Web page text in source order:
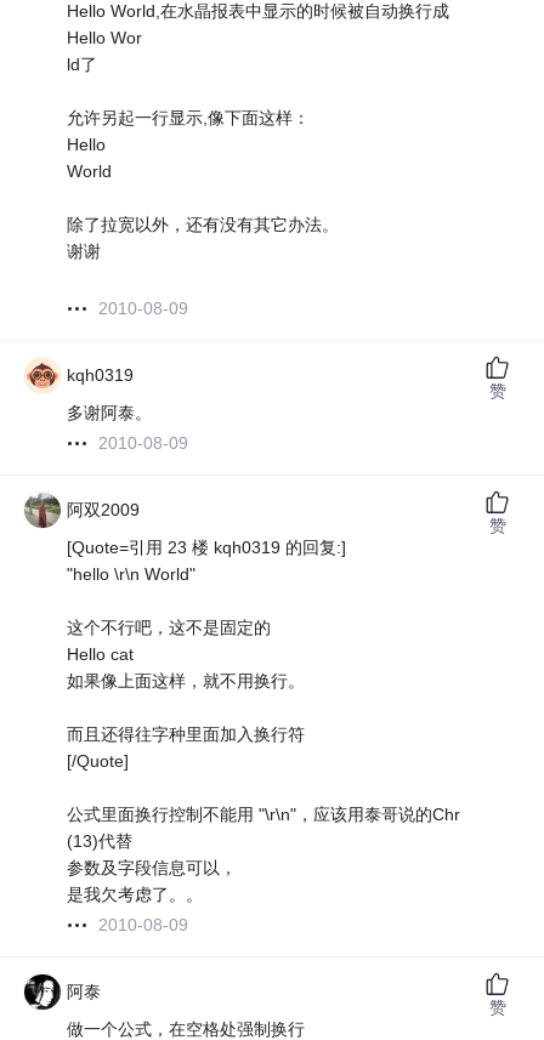
Hello World,在水晶报表中显示的时候被自动换行成
Hello Wor
ld了
允许另起一行显示,像下面这样：
Hello
World
除了拉宽以外，还有没有其它办法。
谢谢
2010-08-09
kqh0319
多谢阿泰。
2010-08-09
赞
阿双2009
[Quote=引用 23 楼 kqh0319 的回复:]
"hello \r\n World"
这个不行吧，这不是固定的
Hello cat
如果像上面这样，就不用换行。
而且还得往字种里面加入换行符
[/Quote]
公式里面换行控制不能用 "\r\n"，应该用泰哥说的Chr
(13)代替
参数及字段信息可以，
是我欠考虑了。。
2010-08-09
赞
阿泰
做一个公式，在空格处强制换行
赞